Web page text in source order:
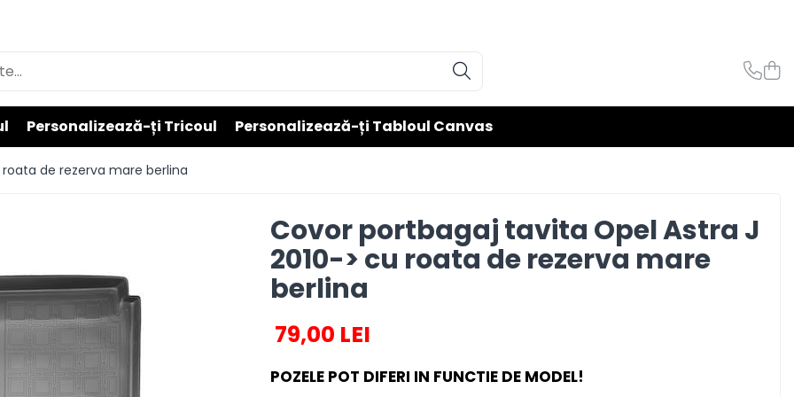
Personalizează-ți Tricoul Personalizează-ți Tabloul Canvas
de rezerva mare berlina
Covor portbagaj tavita Opel Astra J
2010-> cu roata de rezerva mare
berlina
79,00 LEI
POZELE POT DIFERI IN FUNCTIE DE MODEL!